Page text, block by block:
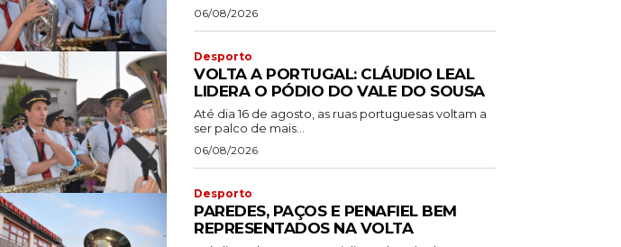
06/08/2026
Desporto
VOLTA A PORTUGAL: CLÁUDIO LEAL
LIDERA O PÓDIO DO VALE DO SOUSA
Até dia 16 de agosto, as ruas portuguesas voltam a
ser palco de mais...
06/08/2026
Desporto
PAREDES, PAÇOS E PENAFIEL BEM
REPRESENTADOS NA VOLTA